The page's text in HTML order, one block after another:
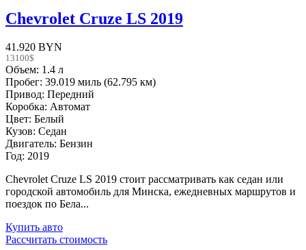
Chevrolet Cruze LS 2019
41.920 BYN
13100$
Объем: 1.4 л
Пробег: 39.019 миль (62.795 км)
Привод: Передний
Коробка: Автомат
Цвет: Белый
Кузов: Седан
Двигатель: Бензин
Год: 2019
Chevrolet Cruze LS 2019 стоит рассматривать как седан или
городской автомобиль для Минска, ежедневных маршрутов и
поездок по Бела...
Купить авто
Рассчитать стоимость